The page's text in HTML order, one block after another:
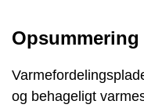
Opsummering
og behageligt